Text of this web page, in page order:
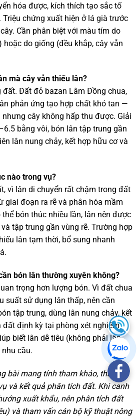
hóa được, kích thích tạo sắc tố
chứng xuất hiện ở lá già trước
Cần phân biệt với màu tím do
hoặc do giống (đều khắp, cây vẫn
mà cây vẫn thiếu lân?
đất. Đất đỏ bazan Lâm Đồng chua,
phản ứng tạo hợp chất khó tan —
nhưng cây không hấp thu được. Giải
bằng vôi, bón lân tập trung gần
lân nung chảy, kết hợp hữu cơ và
nào trong vụ?
vì lân di chuyển rất chậm trong đất
giai đoạn ra rễ và phân hóa mầm
bón thúc nhiều lần, lân nên được
tập trung gần vùng rễ. Trường hợp
lân tạm thời, bổ sung nhanh
bón lân thường xuyên không?
trọng hơn lượng bón. Vì đất chua
suất sử dụng lân thấp, nên cần
tập trung, dùng lân nung chảy, kết
đất định kỳ tại phòng xét nghiệm
biết lân dễ tiêu (không phải lân
cầu.
bài mang tính tham khảo, thay đổi
và kết quả phân tích đất. Khi canh
xuất khẩu, nên phân tích đất
và tham vấn cán bộ kỹ thuật nông